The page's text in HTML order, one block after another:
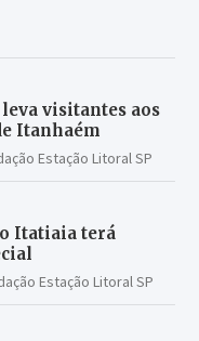
visitantes aos
Itanhaém
Estação Litoral SP
Itatiaia terá
Estação Litoral SP